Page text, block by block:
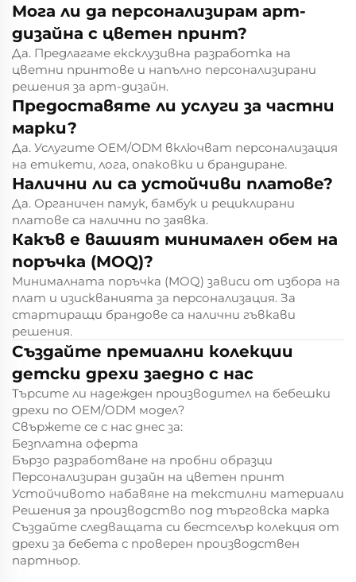
Мога ли да персонализирам арт-
дизайна с цветен принт?
Да. Предлагаме ексклузивна разработка на
цветни принтове и напълно персонализирани
решения за арт-дизайн.
Предоставяте ли услуги за частни
марки?
Да. Услугите OEM/ODM включват персонализация
на етикети, лога, опаковки и брандиране.
Налични ли са устойчиви платове?
Да. Органичен памук, бамбук и рециклирани
платове са налични по заявка.
Какъв е вашият минимален обем на
поръчка (MOQ)?
Минималната поръчка (MOQ) зависи от избора на
плат и изискванията за персонализация. За
стартиращи брандове са налични гъвкави
решения.
Създайте премиални колекции
детски дрехи заедно с нас
Търсите ли надежден производител на бебешки
дрехи по OEM/ODM модел?
Свържете се с нас днес за:
Безплатна оферта
Бързо разработване на пробни образци
Персонализиран дизайн на цветен принт
Устойчивото набавяне на текстилни материали
Решения за производство под търговска марка
Създайте следващата си бестселър колекция от
дрехи за бебета с проверен производствен
партньор.